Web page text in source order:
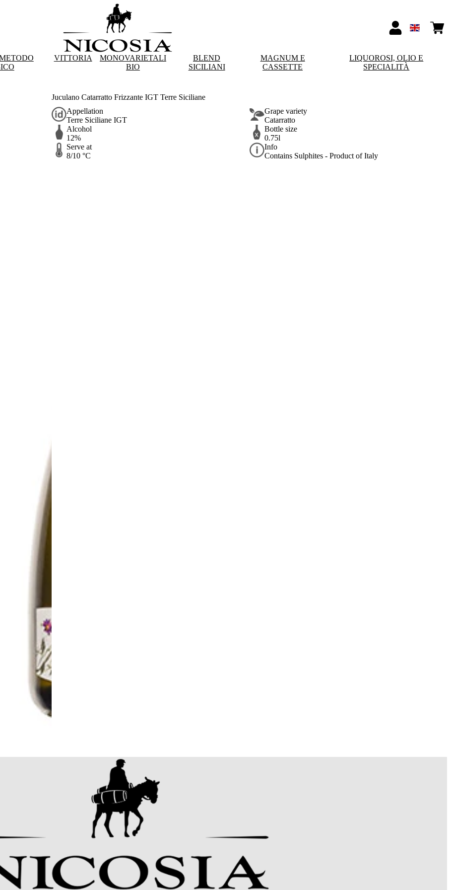
VITTORIA
MONOVARIETALI
BIO
BLEND
SICILIANI
MAGNUM E
CASSETTE
LIQUOROSI, OLIO E
SPECIALITÀ
Juculano Catarratto Frizzante IGT Terre Siciliane
Appellation
Terre Siciliane IGT
Grape variety
Catarratto
Alcohol
12%
Bottle size
0.75l
Serve at
8/10 °C
Info
Contains Sulphites - Product of Italy